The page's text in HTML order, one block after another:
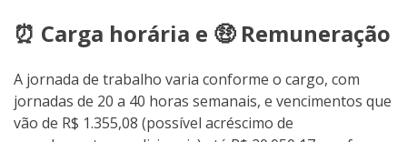
⏰ Carga horária e 🤑 Remuneração
A jornada de trabalho varia conforme o cargo, com
jornadas de 20 a 40 horas semanais, e vencimentos que
vão de R$ 1.355,08 (possível acréscimo de